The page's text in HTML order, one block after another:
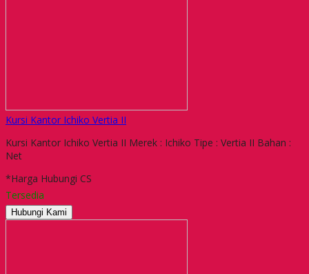
Kursi Kantor Ichiko Vertia II
Kursi Kantor Ichiko Vertia II Merek : Ichiko Tipe : Vertia II Bahan :
Net
*Harga Hubungi CS
Tersedia
Hubungi Kami